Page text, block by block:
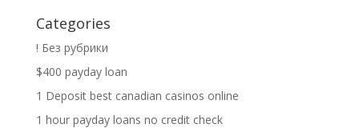
Categories
! Без рубрики
$400 payday loan
1 Deposit best canadian casinos online
1 hour payday loans no credit check